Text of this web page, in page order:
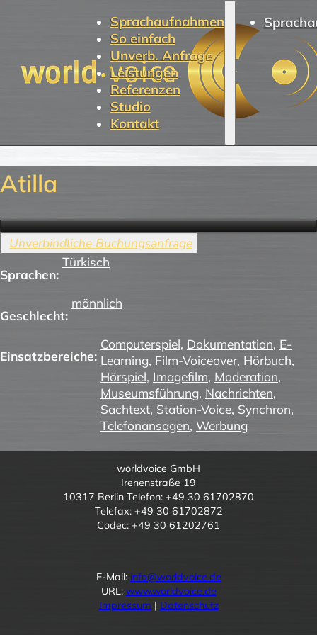
Sprachaufnahmen
So einfach
Unverb. Anfrage
Leistungen
Referenzen
Studio
Kontakt
Atilla
Sprachen:
Türkisch
Geschlecht:
männlich
Einsatzbereiche:
Computerspiel, Dokumentation, E-
Learning, Film-Voiceover, Hörbuch,
Hörspiel, Imagefilm, Moderation,
Museumsführung, Nachrichten,
Sachtext, Station-Voice, Synchron,
Telefonansagen, Werbung
worldvoice GmbH
Irenenstraße 19
10317 Berlin Telefon: +49 30 61702870
Telefax: +49 30 61702872
Codec: +49 30 61202761
E-Mail: info@worldvoice.de
URL: www.worldvoice.de
Impressum | Datenschutz